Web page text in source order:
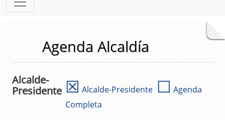
Agenda Alcaldía
Alcalde-
Presidente ☒ Alcalde-Presidente ☐ Agenda
Completa